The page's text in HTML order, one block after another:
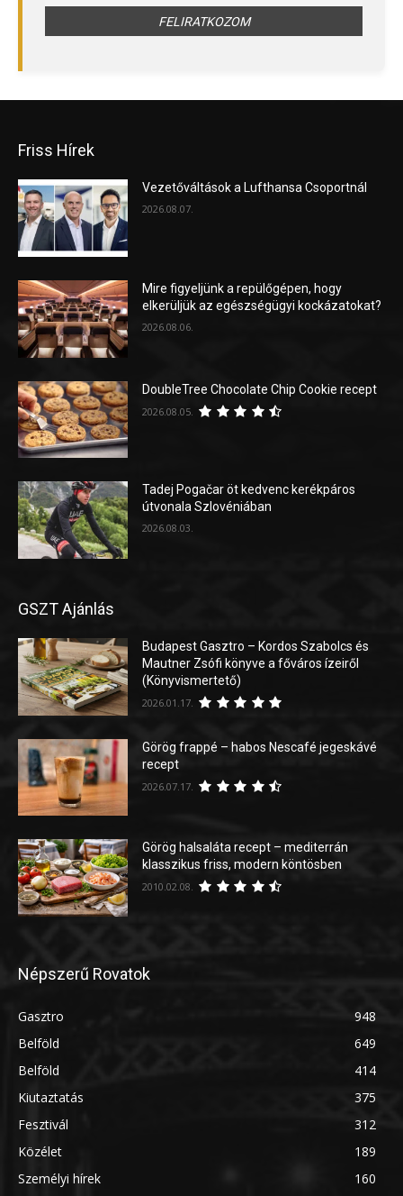
Friss Hírek
Vezetőváltások a Lufthansa Csoportnál
2026.08.07.
Mire figyeljünk a repülőgépen, hogy
elkerüljük az egészségügyi kockázatokat?
2026.08.06.
DoubleTree Chocolate Chip Cookie recept
2026.08.05.
Tadej Pogačar öt kedvenc kerékpáros
útvonala Szlovéniában
2026.08.03.
GSZT Ajánlás
Budapest Gasztro – Kordos Szabolcs és
Mautner Zsófi könyve a főváros ízeiről
(Könyvismertető)
2026.01.17.
Görög frappé – habos Nescafé jegeskávé
recept
2026.07.17.
Görög halsaláta recept – mediterrán
klasszikus friss, modern köntösben
2010.02.08.
Népszerű Rovatok
Gasztro
948
Belföld
649
Belföld
414
Kiutaztatás
375
Fesztivál
312
Közélet
189
Személyi hírek
160